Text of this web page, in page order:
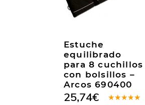
Estuche
equilibrado
para 8 cuchillos
con bolsillos –
Arcos 690400
25,74€